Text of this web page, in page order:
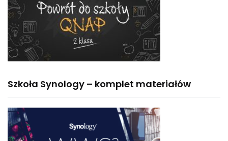
Szkoła Synology – komplet materiałów